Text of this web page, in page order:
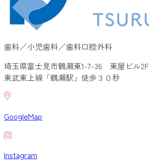
歯科／小児歯科／歯科口腔外科
埼玉県富士見市鶴瀬東1-7-36 東屋ビル2F
東武東上線「鶴瀬駅」徒歩３０秒
GoogleMap
Instagram